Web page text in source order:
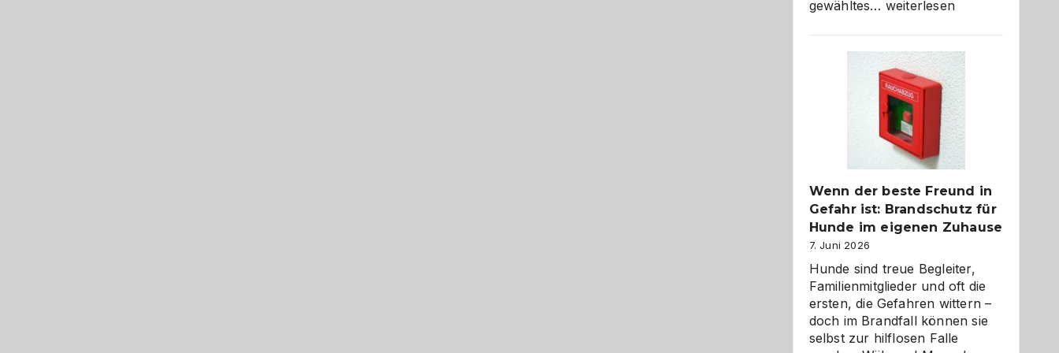
gewähltes… Abschied
Kita
bewusst
und
herzlich
gestalten
weiterlesen
Wenn der beste Freund in
Gefahr ist: Brandschutz für
Hunde im eigenen Zuhause
7. Juni 2026
Hunde sind treue Begleiter,
Familienmitglieder und oft die
ersten, die Gefahren wittern –
doch im Brandfall können sie
selbst zur hilflosen Falle